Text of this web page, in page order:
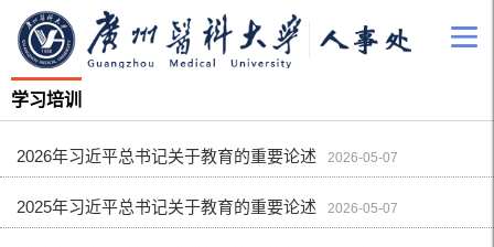
学习培训
2026年习近平总书记关于教育的重要论述 2026-05-07
2025年习近平总书记关于教育的重要论述 2026-05-07